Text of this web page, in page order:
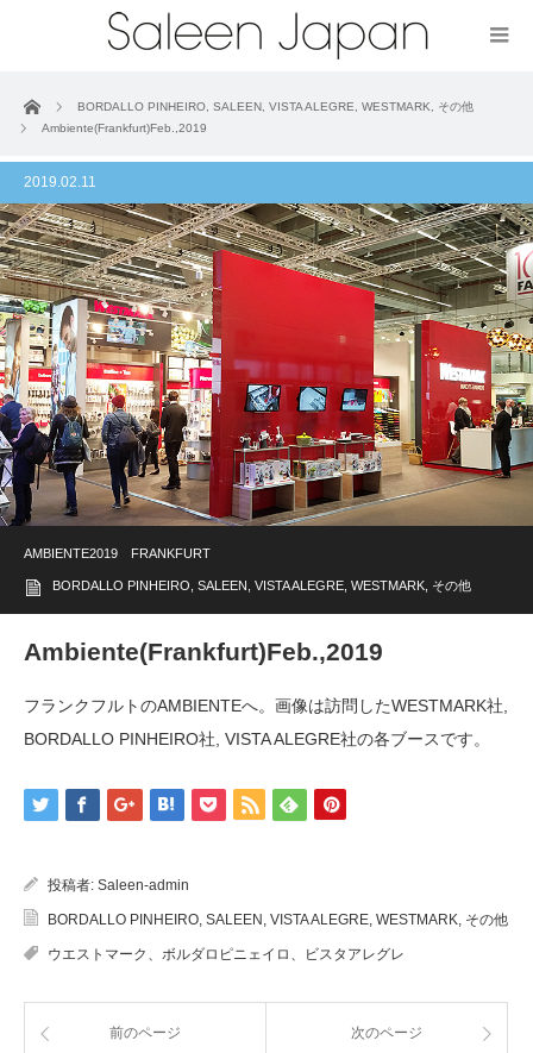
ホーム BORDALLO PINHEIRO SALEEN VISTA ALEGRE WESTMARK
その他
Ambiente(Frankfurt)Feb.,2019
2019.02.11
AMBIENTE2019 FRANKFURT
BORDALLO PINHEIRO SALEEN VISTA ALEGRE WESTMARK その他
Ambiente(Frankfurt)Feb.,2019
フランクフルトのAMBIENTEへ。画像は訪問したWESTMARK社,
BORDALLO PINHEIRO社, VISTA ALEGRE社の各ブースです。
投稿者: Saleen-admin
BORDALLO PINHEIRO, SALEEN , VISTA ALEGRE, WESTMARK, その他
ウエストマーク、ボルダロピニェイロ、ビスタアレグレ
前のページ 次のページ